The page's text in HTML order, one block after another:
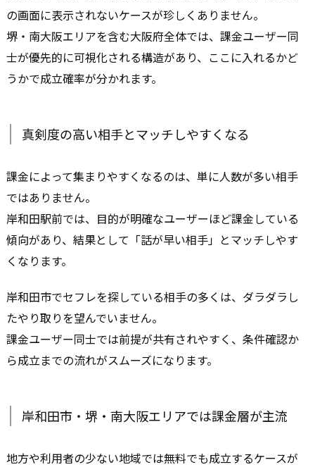
の画面に表示されないケースが珍しくありません。
堺・南大阪エリアを含む大阪府全体では、課金ユーザー同
士が優先的に可視化される構造があり、ここに入れるかど
うかで成立確率が分かれます。
真剣度の高い相手とマッチしやすくなる
課金によって集まりやすくなるのは、単に人数が多い相手
ではありません。
岸和田駅前では、目的が明確なユーザーほど課金している
傾向があり、結果として「話が早い相手」とマッチしやす
くなります。
岸和田市でセフレを探している相手の多くは、ダラダラし
たやり取りを望んでいません。
課金ユーザー同士では前提が共有されやすく、条件確認か
ら成立までの流れがスムーズになります。
岸和田市・堺・南大阪エリアでは課金層が主流
地方や利用者の少ない地域では無料でも成立するケースが